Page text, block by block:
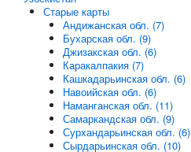
Старые карты
Андижанская обл. (7)
Бухарская обл. (9)
Джизакская обл. (6)
Каракалпакия (7)
Кашкадарьинская обл. (6)
Навоийская обл. (6)
Наманганская обл. (11)
Самаркандская обл. (9)
Сурхандарьинская обл. (6)
Сырдарьинская обл. (10)